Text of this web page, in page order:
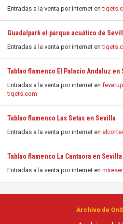
Entradas a la venta por internet en
Guadalpark el parque acuático de
Entradas a la venta por internet en
Tablao flamenco El Palacio Andaluz en
Entradas a la venta por internet en
tiqets.com
Tablao flamenco Las Setas en Sevilla
Entradas a la venta por internet en
Tablao flamenco La Cantaora en Sevilla
Entradas a la venta por internet en
Archivo de